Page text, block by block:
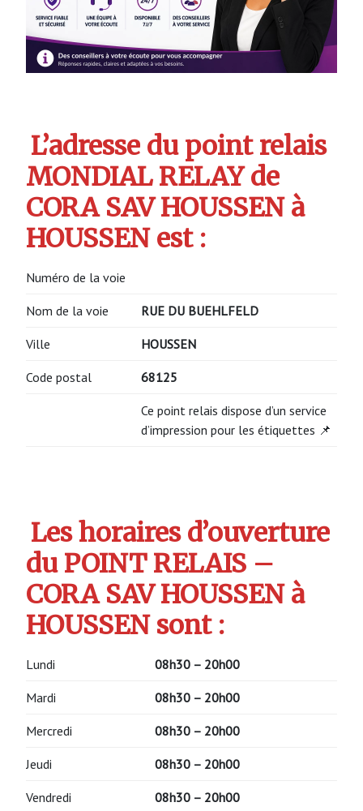
L’adresse du point relais
MONDIAL RELAY de
CORA SAV HOUSSEN à
HOUSSEN est :
Numéro de la voie
Nom de la voie RUE DU BUEHLFELD
Ville HOUSSEN
Code postal 68125
Ce point relais dispose d’un service
d’impression pour les étiquettes 📌
Les horaires d’ouverture
du POINT RELAIS –
CORA SAV HOUSSEN à
HOUSSEN sont :
Lundi 08h30 – 20h00
Mardi 08h30 – 20h00
Mercredi 08h30 – 20h00
Jeudi 08h30 – 20h00
Vendredi 08h30 – 20h00